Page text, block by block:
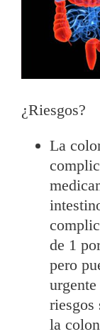
¿Riesgos?
La
de 1
pero
riesgos
la